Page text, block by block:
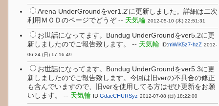
Arena UnderGroundをver1.2'に更新しました。詳細は二次
利用ＭＯＤのページでどうぞ -- 天気輪 2012-05-10 (木) 22:51:31
お世話になってます。Bundug UnderGroundをver5.2に更
新しましたのでご報告致します。 -- 天気輪 ID:mWiK5z7-hzZ 2012-
06-24 (日) 17:16:49
お世話になってます。Bundug UnderGroundをver5.3に更
新しましたのでご報告致します。今回は旧verの不具合の修正
も含んでいますので、旧verを使用してる方はぜひ更新をお願
いします。 -- 天気輪 ID:GdaeCHURSyz 2012-07-08 (日) 18:22:00